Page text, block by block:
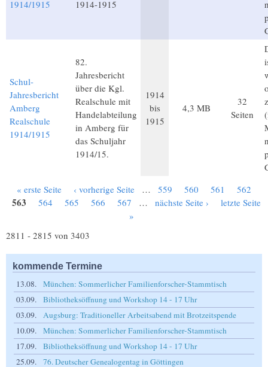
1914/1915
1914-1915
Schul-
Jahresbericht
Amberg
Realschule
1914/1915
82.
Jahresbericht
über die Kgl.
Realschule mit
Handelabteilung
in Amberg für
das Schuljahr
1914/15.
1914
bis
1915
4,3 MB
32
Seiten
Seiten
« erste Seite ‹ vorherige Seite … 559 560 561 562
563 564 565 566 567 … nächste Seite ›
letzte Seite
»
2811 - 2815 von 3403
kommende Termine
13.08.
München: Sommerlicher Familienforscher-Stammtisch
03.09.
Bibliotheksöffnung und Workshop 14 - 17 Uhr
03.09.
Augsburg: Traditioneller Arbeitsabend mit Brotzeitspende
10.09.
München: Sommerlicher Familienforscher-Stammtisch
17.09.
Bibliotheksöffnung und Workshop 14 - 17 Uhr
25.09.
76. Deutscher Genealogentag in Göttingen